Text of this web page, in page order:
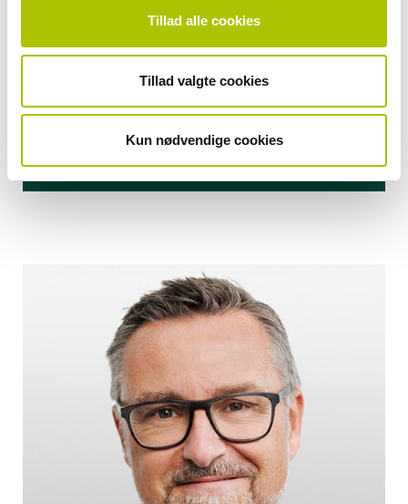
Tillad alle cookies
Tillad valgte cookies
Kun nødvendige cookies
Udbetaling Danmark får automatisk
besked fra Skattestyrelsen, hvis der sker
genberegnet. Hvis det medfører en
ændring i pensionen, får du et brev med
den nye beregning.